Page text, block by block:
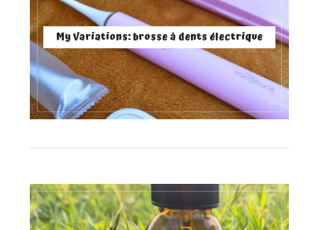
My Variations: brosse à dents électrique